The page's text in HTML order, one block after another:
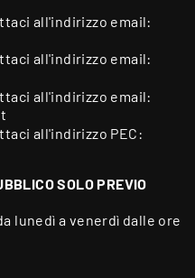
all'indirizzo email:
all'indirizzo email:
all'indirizzo email:
all'indirizzo PEC:
SOLO PREVIO
lunedì a venerdì dalle ore